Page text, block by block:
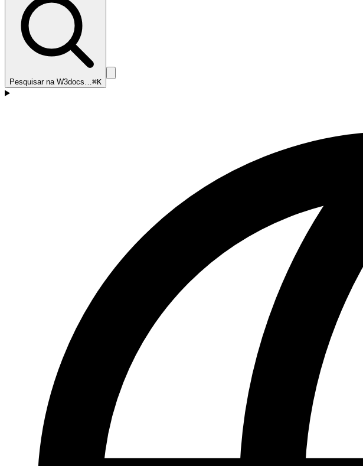
Pesquisar na W3docs…⌘K